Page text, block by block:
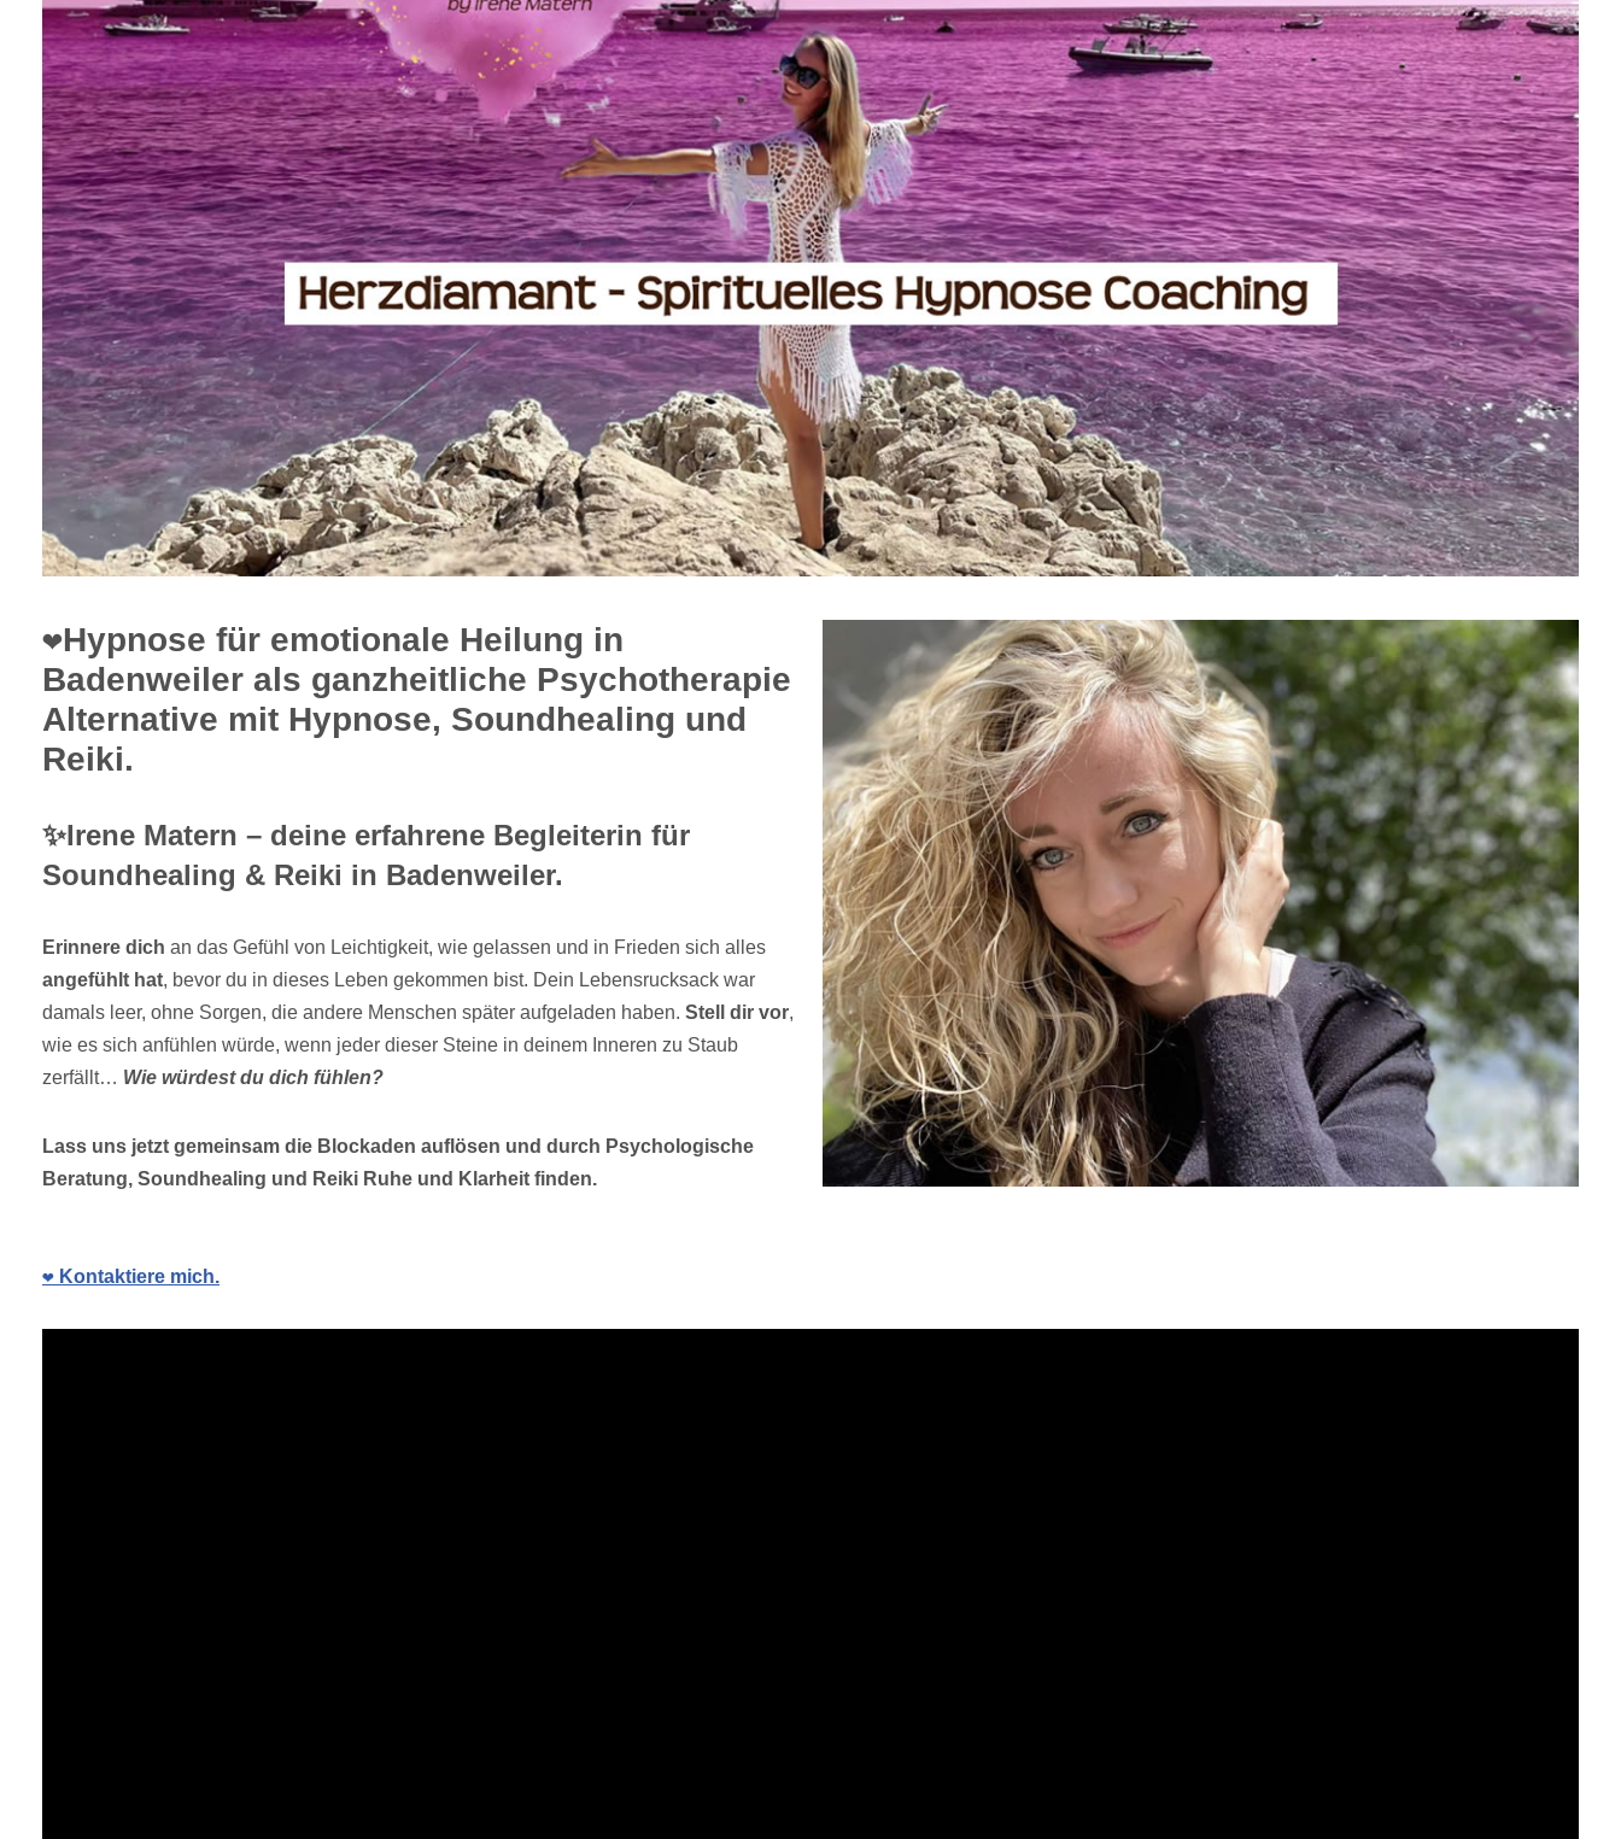
❤️Hypnose für emotionale Heilung in
Badenweiler als ganzheitliche Psychotherapie
Alternative mit Hypnose, Soundhealing und
Reiki.
✨Irene Matern – deine erfahrene Begleiterin für
Soundhealing & Reiki in Badenweiler.
Erinnere dich an das Gefühl von Leichtigkeit, wie gelassen und in Frieden sich alles
angefühlt hat, bevor du in dieses Leben gekommen bist. Dein Lebensrucksack war
damals leer, ohne Sorgen, die andere Menschen später aufgeladen haben. Stell dir vor,
wie es sich anfühlen würde, wenn jeder dieser Steine in deinem Inneren zu Staub
zerfällt… Wie würdest du dich fühlen?
Lass uns jetzt gemeinsam die Blockaden auflösen und durch Psychologische
Beratung, Soundhealing und Reiki Ruhe und Klarheit finden.
❤️ Kontaktiere mich.